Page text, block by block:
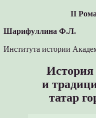
II
Шарифуллина Ф.Л.
Института истории
и
татар